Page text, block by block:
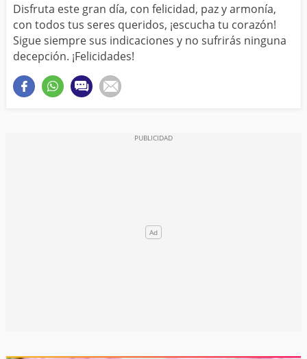
Disfruta este gran día, con felicidad, paz y armonía,
con todos tus seres queridos, ¡escucha tu corazón!
Sigue siempre sus indicaciones y no sufrirás ninguna
decepción. ¡Felicidades!